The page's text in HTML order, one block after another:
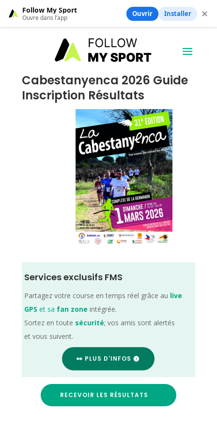
Cabestanyenca 2026 Guide
Inscription Résultats
Services exclusifs FMS
Partagez votre course en temps réel grâce au live
GPS et sa fan zone intégrée.
Sortez en toute sécurité; vos amis sont alertés
et vous suivent.
👀 PLUS D'INFOS
RECEVOIR LES RÉSULTATS
Follow My Sport
Ouvre dans l’app Ouvrir Installer ✕